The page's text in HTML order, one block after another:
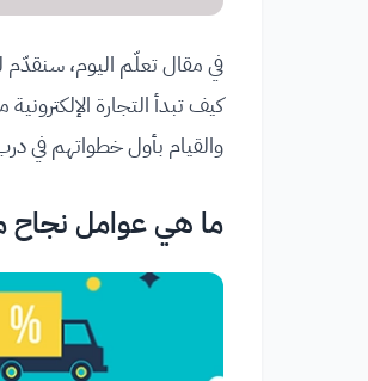
في مقال تعلّم اليوم،
كيف تبدأ التجارة
والقيام بأول خطواتهم في
ما هي عوامل نجاح